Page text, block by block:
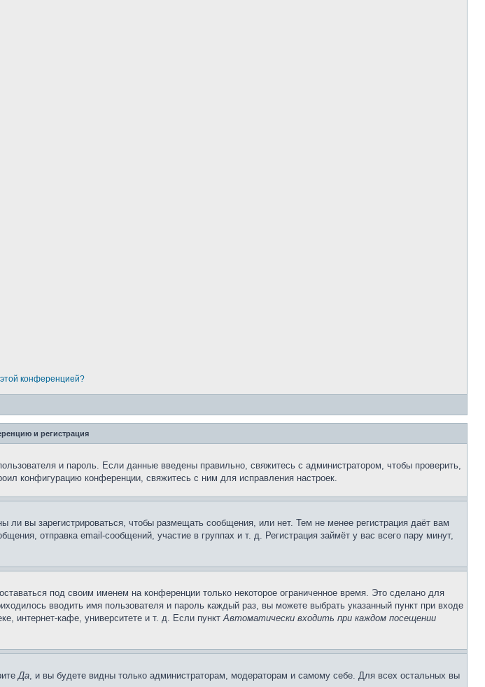
конференцией?
и регистрация
и пароль. Если данные введены правильно, свяжитесь с администратором, чтобы проверить,
конфигурацию конференции, свяжитесь с ним для исправления настроек.
вы зарегистрироваться, чтобы размещать сообщения, или нет. Тем не менее регистрация даёт вам
отправка email-сообщений, участие в группах и т. д. Регистрация займёт у вас всего пару минут,
под своим именем на конференции только некоторое ограниченное время. Это сделано для
вводить имя пользователя и пароль каждый раз, вы можете выбрать указанный пункт при входе
интернет-кафе, университете и т. д. Если пунктАвтоматически входить при каждом посещении
Да, и вы будете видны только администраторам, модераторам и самому себе. Для всех остальных вы